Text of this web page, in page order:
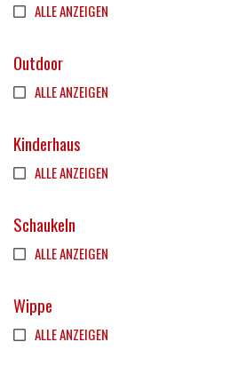
ALLE ANZEIGEN
Outdoor
ALLE ANZEIGEN
Kinderhaus
ALLE ANZEIGEN
Schaukeln
ALLE ANZEIGEN
Wippe
ALLE ANZEIGEN